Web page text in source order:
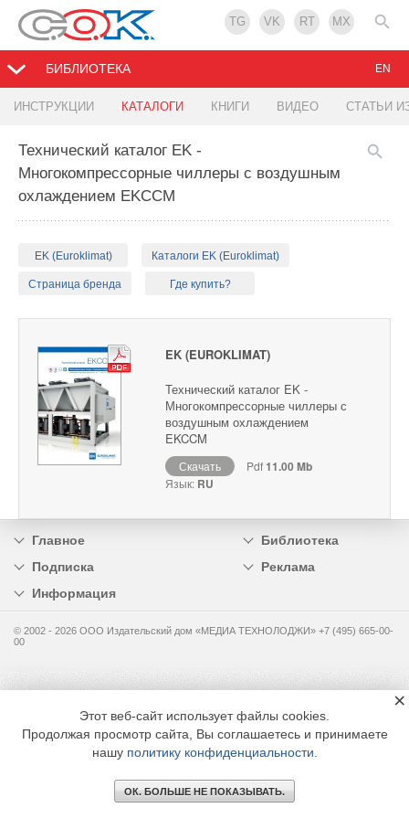
TG VK RT MX
БИБЛИОТЕКА
ИНСТРУКЦИИ КАТАЛОГИ КНИГИ ВИДЕО СТАТЬИ
EN
Технический каталог EK -
Многокомпрессорные чиллеры с воздушным
охлаждением EKCCM
EK (Euroklimat) Каталоги EK (Euroklimat)
Страница бренда Где купить?
EK (EUROKLIMAT)
Технический каталог EK -
Многокомпрессорные чиллеры с
воздушным охлаждением
EKCCM
Скачать Pdf11.00 Mb
Язык: RU
Главное
Библиотека
Подписка
Реклама
Информация
© 2002 - 2026 OOO Издательский дом «МЕДИА ТЕХНОЛОДЖИ» +7 (495) 665-00-
00
Этот веб-сайт использует файлы cookies.
Продолжая просмотр сайта, Вы соглашаетесь и принимаете
нашу политику конфиденциальности
ОК. БОЛЬШЕ НЕ ПОКАЗЫВАТЬ.
×